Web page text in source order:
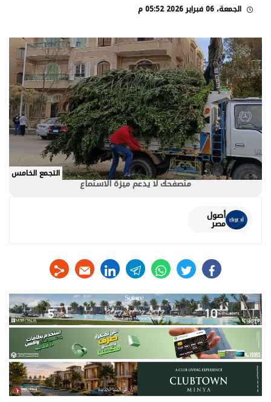
الجمعة، 06 فبراير 2026 05:52 م
التجمع الخامس
متصفحك لا يدعم ميزة الاستماع
أصول
مصر
facebook
twitter
whats
telegram
linkedin